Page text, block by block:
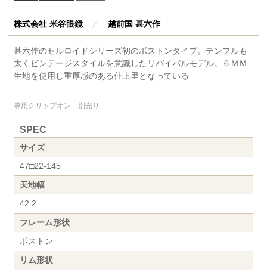
株式会社 米谷眼鏡／ 越前国 甚六作
甚六作のセルロイドシリーズ初のボストンタイプ。テンプルも
太くビンテージスタイルを意識したリバイバルモデル。６ＭＭ
生地を使用し重厚感のある仕上里となっている
専用クリップオン 別売り
SPEC
サイズ
47□22-145
天地幅
42.2
フレーム形状
ボストン
リム形状